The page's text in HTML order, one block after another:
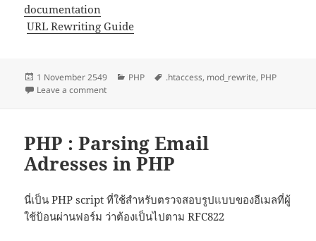
documentation
URL Rewriting Guide
Posted
on
1 November 2549 Categories
PHP Tags
.htaccess, mod_rewrite, PHP
Leave a commenton PHP mod_rewrite and .htaccess tutorials
PHP : Parsing Email
Adresses in PHP
นี่เป็น PHP script ที่ใช้สำหรับตรวจสอบรูปแบบของอีเมลที่ผู้
ใช้ป้อนผ่านฟอร์ม ว่าต้องเป็นไปตาม RFC822